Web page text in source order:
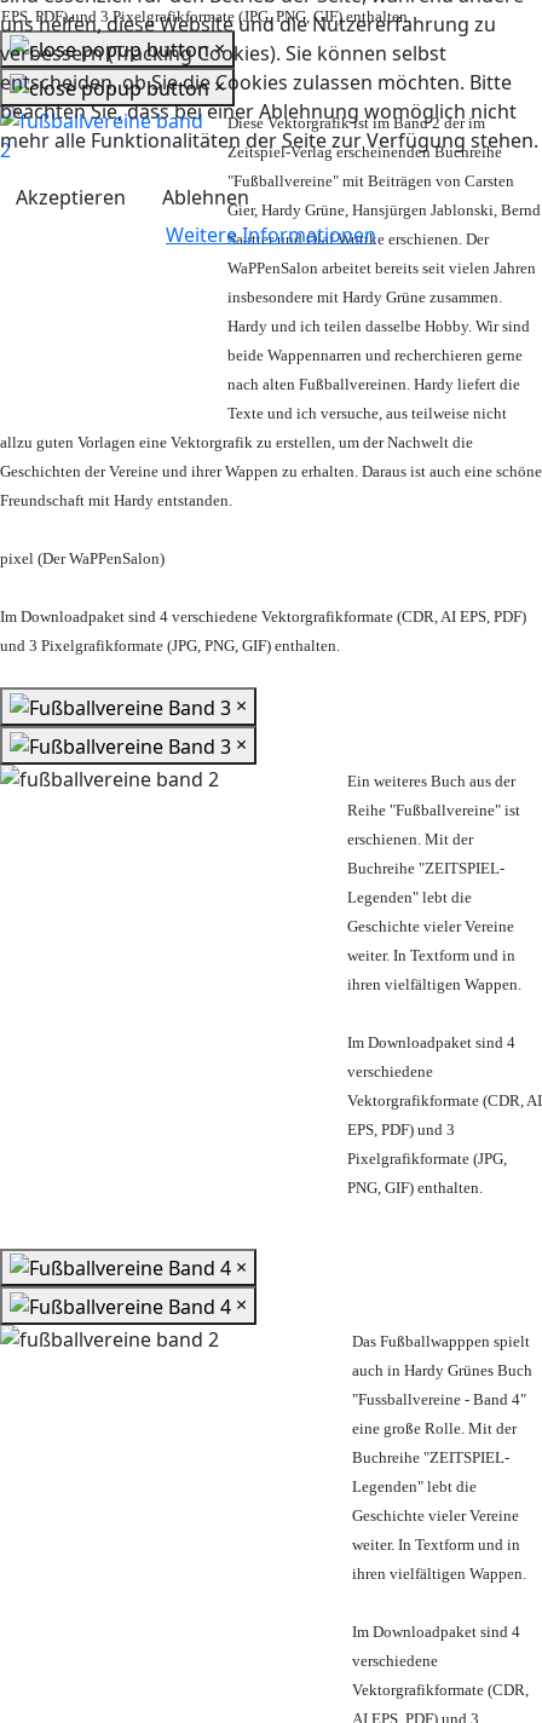
uns helfen, diese Website und die Nutzererfahrung zu
verbessern (Tracking Cookies). Sie können selbst
entscheiden, ob Sie die Cookies zulassen möchten. Bitte
beachten Sie, dass bei einer Ablehnung womöglich nicht
mehr alle Funktionalitäten der Seite zur Verfügung stehen.
Akzeptieren
Ablehnen
Weitere Informationen
EPS, PDF) und 3 Pixelgrafikformate (JPG, PNG, GIF) enthalten.
×
×
Diese Vektorgrafik ist im Band 2 der im
Zeitspiel-Verlag erscheinenden Buchreihe
"Fußballvereine" mit Beiträgen von Carsten
Gier, Hardy Grüne, Hansjürgen Jablonski, Bernd
Sautter und Olaf Wuttke erschienen. Der
WaPPenSalon arbeitet bereits seit vielen Jahren
insbesondere mit Hardy Grüne zusammen.
Hardy und ich teilen dasselbe Hobby. Wir sind
beide Wappennarren und recherchieren gerne
nach alten Fußballvereinen. Hardy liefert die
Texte und ich versuche, aus teilweise nicht
allzu guten Vorlagen eine Vektorgrafik zu erstellen, um der Nachwelt die
Geschichten der Vereine und ihrer Wappen zu erhalten. Daraus ist auch eine schöne
Freundschaft mit Hardy entstanden.
pixel (Der WaPPenSalon)
Im Downloadpaket sind 4 verschiedene Vektorgrafikformate (CDR, AI EPS, PDF)
und 3 Pixelgrafikformate (JPG, PNG, GIF) enthalten.
×
×
Ein weiteres Buch aus der
Reihe "Fußballvereine" ist
erschienen. Mit der
Buchreihe "ZEITSPIEL-
Legenden" lebt die
Geschichte vieler Vereine
weiter. In Textform und in
ihren vielfältigen Wappen.
Im Downloadpaket sind 4
verschiedene
Vektorgrafikformate (CDR, AI
EPS, PDF) und 3
Pixelgrafikformate (JPG,
PNG, GIF) enthalten.
×
×
Das Fußballwapppen spielt
auch in Hardy Grünes Buch
"Fussballvereine - Band 4"
eine große Rolle. Mit der
Buchreihe "ZEITSPIEL-
Legenden" lebt die
Geschichte vieler Vereine
weiter. In Textform und in
ihren vielfältigen Wappen.
Im Downloadpaket sind 4
verschiedene
Vektorgrafikformate (CDR,
AI EPS, PDF) und 3